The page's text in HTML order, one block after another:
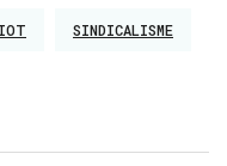
SINDICALISME